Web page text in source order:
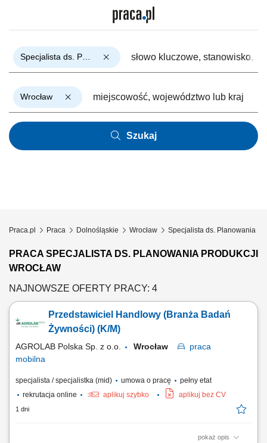
Wrocław
Szukaj
Praca.pl Praca Dolnośląskie Wrocław Specjalista ds. Planowania
PRACA SPECJALISTA DS. PLANOWANIA PRODUKCJI
WROCŁAW
NAJNOWSZE OFERTY PRACY: 4
Przedstawiciel Handlowy (Branża Badań
Żywności) (K/M)
AGROLAB Polska Sp. z o.o. Wrocław
praca
mobilna
specjalista / specjalistka (mid) umowa o pracę
pełny etat
rekrutacja online
aplikuj szybko aplikuj bez CV
1 dni
pokaż opis